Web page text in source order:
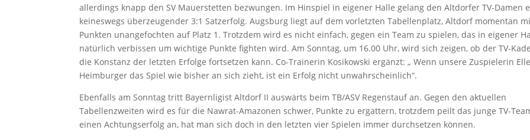
allerdings knapp den SV Mauerstetten bezwungen. Im Hinspiel in eigener Halle gelang den Altdorfer TV-Damen
keineswegs überzeugender 3:1 Satzerfolg. Augsburg liegt auf dem vorletzten Tabellenplatz, Altdorf momentan
Punkten unangefochten auf Platz 1. Trotzdem wird es nicht einfach, gegen ein Team zu spielen, das in eigener
natürlich verbissen um wichtige Punkte fighten wird. Am Sonntag, um 16.00 Uhr, wird sich zeigen, ob der TV-
die Konstanz der letzten Erfolge fortsetzen kann. Co-Trainerin Kosikowski ergänzt: „ Wenn unsere Zuspielerin
Heimburger das Spiel wie bisher an sich zieht, ist ein Erfolg nicht unwahrscheinlich“.
Ebenfalls am Sonntag tritt Bayernligist Altdorf II auswärts beim TB/ASV Regenstauf an. Gegen den aktuellen
Tabellenzweiten wird es für die Nawrat-Amazonen schwer, Punkte zu ergattern, trotzdem peilt das junge TV-
einen Achtungserfolg an, hat man sich doch in den letzten vier Spielen immer durchsetzen können.